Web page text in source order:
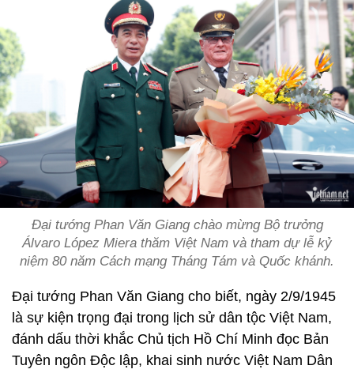
Đại tướng Phan Văn Giang chào mừng Bộ trưởng
Álvaro López Miera thăm Việt Nam và tham dự lễ kỷ
niệm 80 năm Cách mạng Tháng Tám và Quốc khánh.
Đại tướng Phan Văn Giang cho biết, ngày 2/9/1945
là sự kiện trọng đại trong lịch sử dân tộc Việt Nam,
đánh dấu thời khắc Chủ tịch Hồ Chí Minh đọc Bản
Tuyên ngôn Độc lập, khai sinh nước Việt Nam Dân